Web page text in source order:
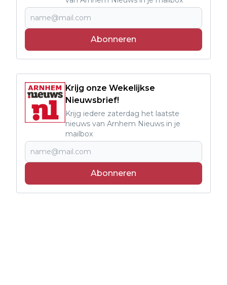
Abonneren
Krijg onze Wekelijkse
Nieuwsbrief!
Krijg iedere zaterdag het laatste
nieuws van Arnhem Nieuws in je
mailbox
Abonneren